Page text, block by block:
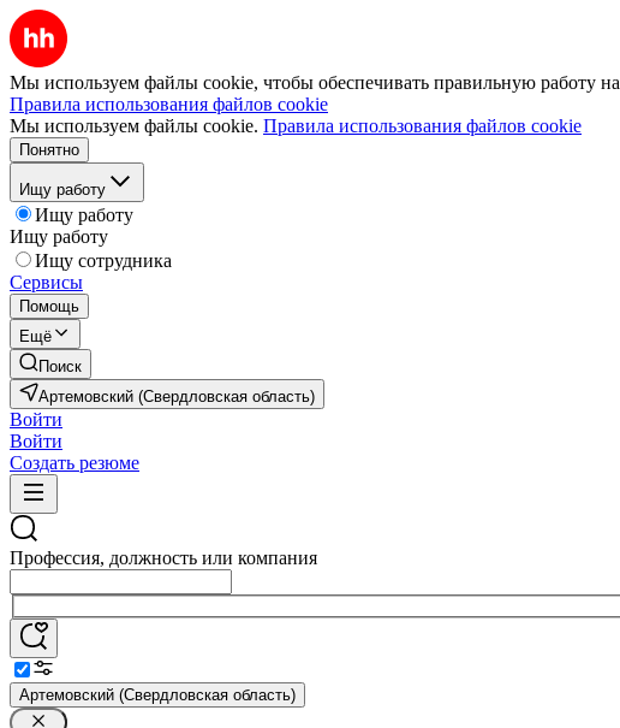
Мы используем файлы cookie, чтобы обеспечивать правильную работу
Правила использования файлов cookie
Мы используем файлы cookie. Правила использования файлов cookie
Понятно
Ищу работу
Ищу работу
Ищу работу
Ищу сотрудника
Сервисы
Помощь
Ещё
Поиск
Артемовский (Свердловская область)
Войти
Войти
Создать резюме
Профессия, должность или компания
Артемовский (Свердловская область)